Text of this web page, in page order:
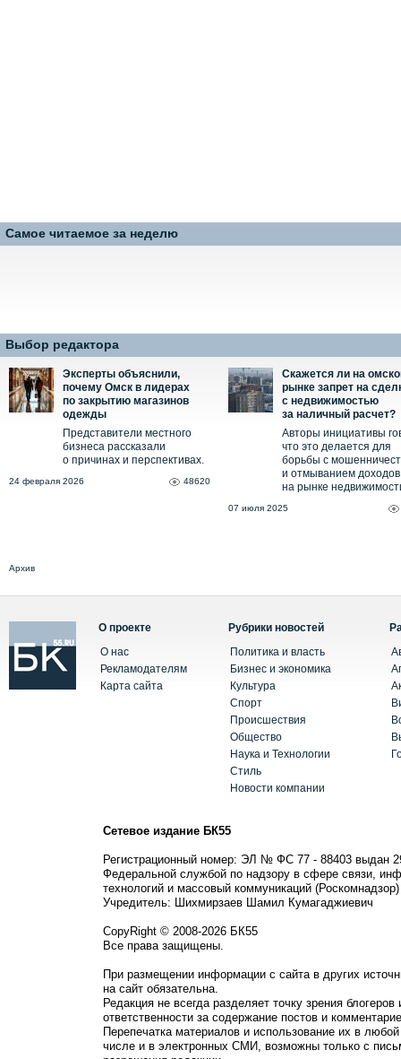
Самое читаемое за неделю
Выбор редактора
Эксперты объяснили,
почему Омск в лидерах
по закрытию магазинов
одежды
Представители местного
бизнеса рассказали
о причинах и перспективах.
24 февраля 2026 48620
Скажется ли на
рынке запрет на
с недвижимостью
за наличный расчет?
Авторы инициативы
что это делается для
борьбы с
и отмыванием доходов
на рынке
07 июля 2025
Архив
О проекте
О нас
Рекламодателям
Карта сайта
Рубрики новостей
Политика и власть
Бизнес и экономика
Культура
Спорт
Происшествия
Общество
Наука и Технологии
Стиль
Новости компании
Сетевое издание БК55
Регистрационный номер: ЭЛ № ФС 77 - 88403 выдан
Федеральной службой по надзору в сфере связи,
технологий и массовый коммуникаций (Роскомнадзор)
Учредитель: Шихмирзаев Шамил Кумагаджиевич
CopyRight © 2008-2026 БК55
Все права защищены.
При размещении информации с сайта в других
на сайт обязательна.
Редакция не всегда разделяет точку зрения блогеров
ответственности за содержание постов и
Перепечатка материалов и использование их в
числе и в электронных СМИ, возможны только с